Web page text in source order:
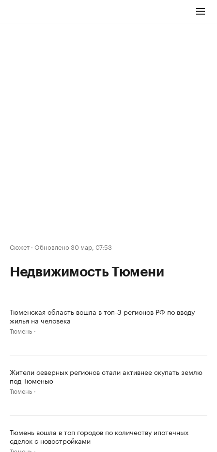
Сюжет · Обновлено 30 мар, 07:53
Недвижимость Тюмени
Тюменская область вошла в топ-3 регионов РФ по вводу
жилья на человека
Тюмень
Жители северных регионов стали активнее скупать землю
под Тюменью
Тюмень
Тюмень вошла в топ городов по количеству ипотечных
сделок с новостройками